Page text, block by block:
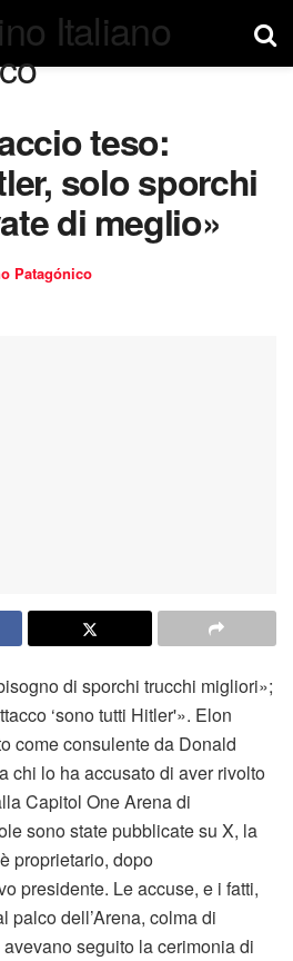
teso:
solo sporchi
di meglio»
Patagónico
di sporchi trucchi migliori»;
‘sono tutti Hitler'». Elon
come consulente da Donald
chi lo ha accusato di aver rivolto
Capitol One Arena di
sono state pubblicate su X, la
proprietario, dopo
presidente. Le accuse, e i fatti,
palco dell’Arena, colma di
seguito la cerimonia di